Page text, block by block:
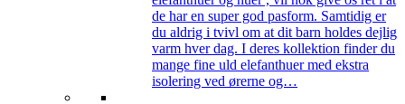
de har en super god pasform. Samtidig er
du aldrig i tvivl om at dit barn holdes dejlig
varm hver dag. I deres kollektion finder du
mange fine uld elefanthuer med ekstra
isolering ved ørerne og…